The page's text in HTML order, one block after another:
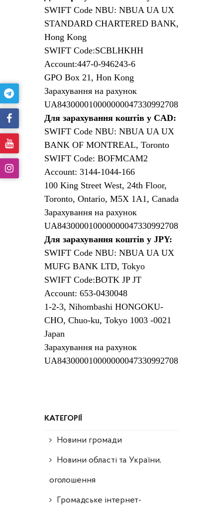
SWIFT Code NBU: NBUA UA UX
STANDARD CHARTERED BANK,
Hong Kong
SWIFT Code:SCBLHKHH
Account:447-0-946243-6
GPO Box 21, Hon Kong
Зарахування на рахунок
UA843000010000000047330992708
Для зарахування коштів у CAD:
SWIFT Code NBU: NBUA UA UX
BANK OF MONTREAL, Toronto
SWIFT Code: BOFMCAM2
Account: 3144-1044-166
100 King Street West, 24th Floor,
Toronto, Ontario, M5X 1A1, Canada
Зарахування на рахунок
UA843000010000000047330992708
Для зарахування коштів у JPY:
SWIFT Code NBU: NBUA UA UX
MUFG BANK LTD, Tokyo
SWIFT Code:BOTK JP JT
Account: 653-0430048
1-2-3, Nihombashi HONGOKU-
CHO, Chuo-ku, Tokyo 1003 -0021
Japan
Зарахування на рахунок
UA843000010000000047330992708
КАТЕГОРІЇ
Новини громади
Новини області та України,
оголошення
Громадське інтернет-